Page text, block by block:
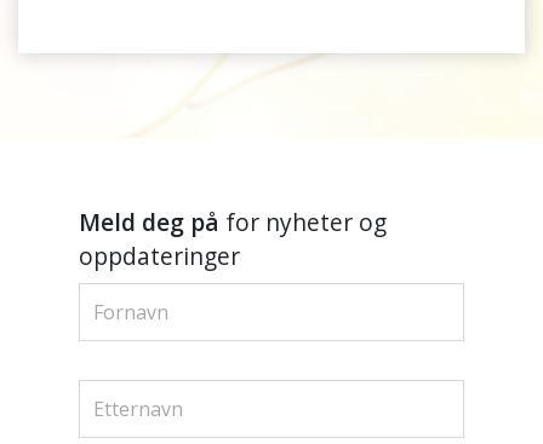
Meld deg på for nyheter og
oppdateringer